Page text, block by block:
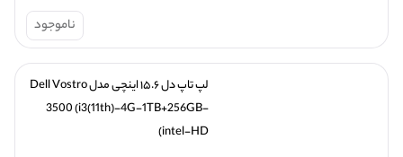
ناموجود
3500 (i3(11th)-4G-1TB+256GB-
intel-HD)